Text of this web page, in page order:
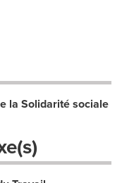
la Solidarité sociale